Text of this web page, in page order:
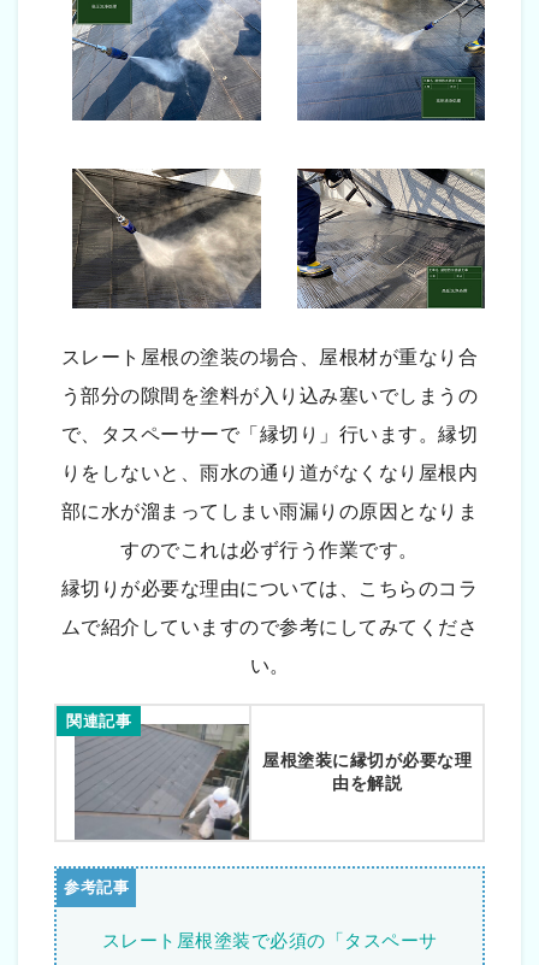
スレート屋根の塗装の場合、屋根材が重なり合
う部分の隙間を塗料が入り込み塞いでしまうの
で、タスペーサーで「縁切り」行います。縁切
りをしないと、雨水の通り道がなくなり屋根内
部に水が溜まってしまい雨漏りの原因となりま
すのでこれは必ず行う作業です。
縁切りが必要な理由については、こちらのコラ
ムで紹介していますので参考にしてみてくださ
い。
関連記事
屋根塗装に縁切が必要な理
由を解説
スレート屋根塗装で必須の「タスペーサ